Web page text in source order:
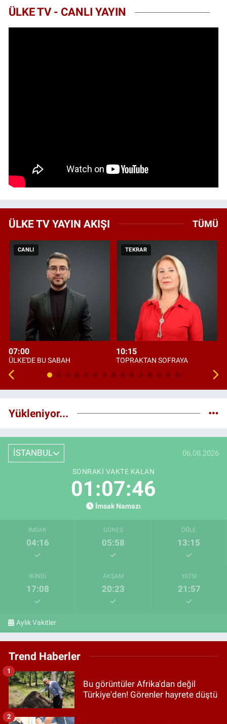
ÜLKE TV - CANLI YAYIN
ÜLKE TV YAYIN AKIŞI TÜMÜ
CANLI
07:00
ÜLKE'DE BU SABAH
TEKRAR
10:15
TOPRAKTAN SOFRAYA
Yükleniyor...
İSTANBUL 06.08.2026
SONRAKI VAKTE KALAN
01:07:45
İmsak Namazı
İMSAK
04:16
GÜNEŞ
05:58
ÖĞLE
13:15
İKINDI
17:08
AKŞAM
20:23
YATSI
21:57
Aylık Vakitler
Trend Haberler
Bu görüntüler Afrika'dan değil
Türkiye'den! Görenler hayrete düştü
1
2